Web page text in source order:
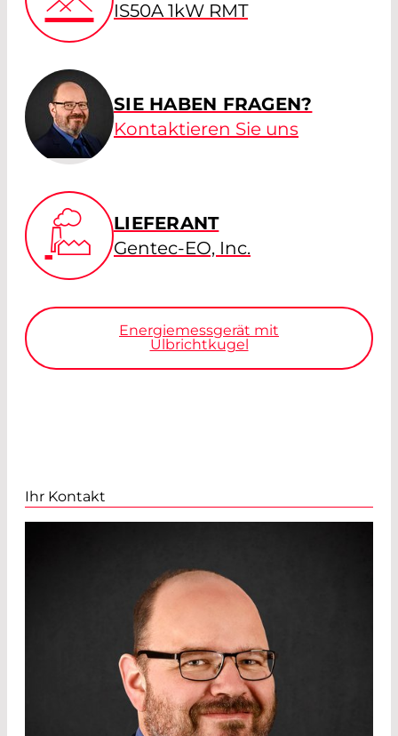
IS50A 1kW RMT
SIE HABEN FRAGEN?
Kontaktieren Sie uns
LIEFERANT
Gentec-EO, Inc.
Energiemessgerät mit
Ulbrichtkugel
Ihr Kontakt